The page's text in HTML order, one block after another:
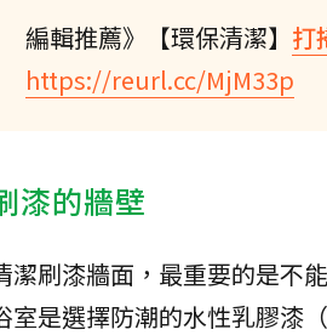
編輯推薦》【環保清潔】 打
https://reurl.cc/MjM33p
漆的牆壁
潔刷漆牆面，最重要的是不
室是選擇防潮的水性乳膠漆